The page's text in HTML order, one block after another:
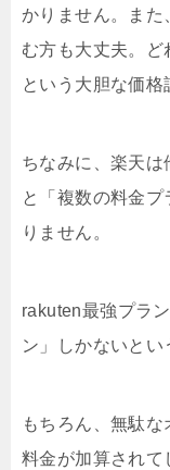
かりません。また
む方も大丈夫。ど
という大胆な価格
ちなみに、楽天は
と「複数の料金
りません。
rakuten最強プラ
ン」しかないとい
もちろん、無駄
料金が加算されて